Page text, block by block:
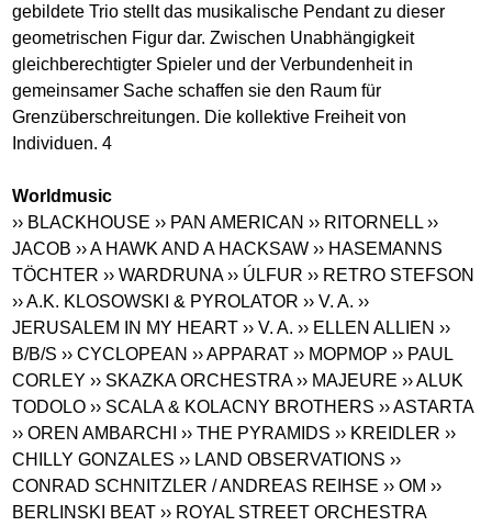
gebildete Trio stellt das musikalische Pendant zu dieser
geometrischen Figur dar. Zwischen Unabhängigkeit
gleichberechtigter Spieler und der Verbundenheit in
gemeinsamer Sache schaffen sie den Raum für
Grenzüberschreitungen. Die kollektive Freiheit von
Individuen. 4
Worldmusic
›› BLACKHOUSE ›› PAN AMERICAN ›› RITORNELL ››
JACOB ›› A HAWK AND A HACKSAW ›› HASEMANNS
TÖCHTER ›› WARDRUNA ›› ÚLFUR ›› RETRO STEFSON
›› A.K. KLOSOWSKI & PYROLATOR ›› V. A. ››
JERUSALEM IN MY HEART ›› V. A. ›› ELLEN ALLIEN ››
B/B/S ›› CYCLOPEAN ›› APPARAT ›› MOPMOP ›› PAUL
CORLEY ›› SKAZKA ORCHESTRA ›› MAJEURE ›› ALUK
TODOLO ›› SCALA & KOLACNY BROTHERS ›› ASTARTA
›› OREN AMBARCHI
›› THE PYRAMIDS ›› KREIDLER ››
CHILLY GONZALES ›› LAND OBSERVATIONS ››
CONRAD SCHNITZLER / ANDREAS REIHSE ›› OM ››
BERLINSKI BEAT ›› ROYAL STREET ORCHESTRA